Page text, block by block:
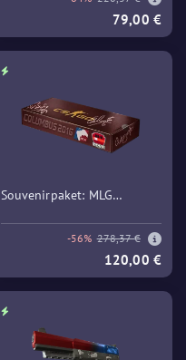
79,00 €
Souvenirpaket: MLG
-56% 278,37 €
120,00 €